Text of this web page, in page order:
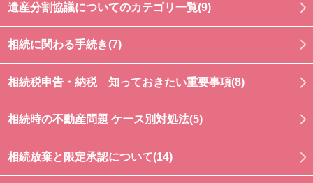
遺産分割協議についてのカテゴリ一覧(9)
相続に関わる手続き(7)
相続税申告・納税 知っておきたい重要事項(8)
相続時の不動産問題 ケース別対処法(5)
相続放棄と限定承認について(14)